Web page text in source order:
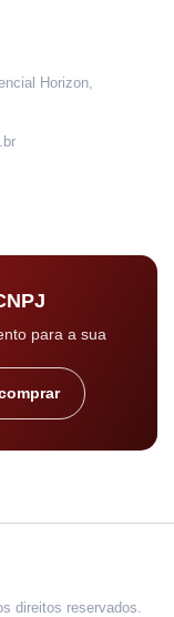
Horizon,
para a sua
direitos reservados.